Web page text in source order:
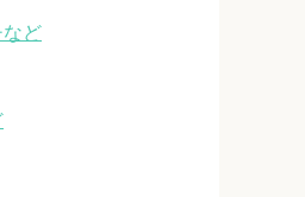
など